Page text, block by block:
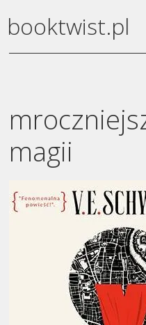
booktwist.pl
magii